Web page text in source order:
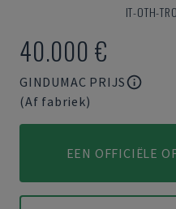
IT-OTH-
40.000 €
GINDUMAC PRIJS
(Af fabriek)
EEN OFFICIËLE